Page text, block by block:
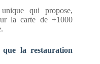
qui propose,
la carte de +1000
la restauration